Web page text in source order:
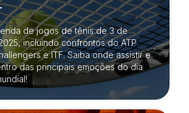
de jogos de tênis de 3 de
incluindo confrontos do ATP
e ITF. Saiba onde assistir e
das principais emoções do dia